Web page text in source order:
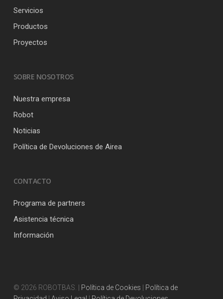
Servicios
Productos
Proyectos
SOBRE NOSOTROS
Nuestra empresa
Robot
Noticias
Política de Devoluciones de Airea
CONTACTO
Programa de partners
Asistencia técnica
Información
© 2026 ROBOTBAS. | Política de Cookies
Política de